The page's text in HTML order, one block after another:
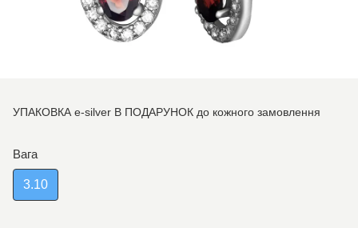
УПАКОВКА e-silver В ПОДАРУНОК до кожного замовлення
Вага
3.10